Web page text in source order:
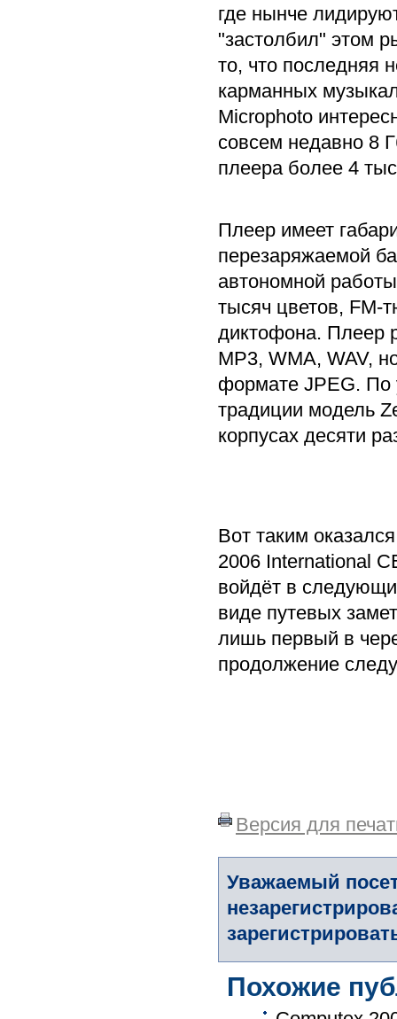
где нынче
"застолбил" этом
то, что последняя
карманных
Microphoto
совсем недавно 8
плеера более 4
Плеер имеет
перезаряжаемой
автономной
тысяч цветов, FM-
диктофона. Плеер
MP3, WMA, WAV,
формате JPEG. По
традиции модель
корпусах десяти
Вот таким
2006 International
войдёт в
виде путевых
лишь первый в
продолжение
Версия для
Уважаемый
Похожие